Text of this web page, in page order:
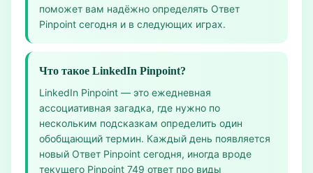
поможет вам надёжно определять Ответ
Pinpoint сегодня и в следующих играх.
Что такое LinkedIn Pinpoint?
LinkedIn Pinpoint — это ежедневная
ассоциативная загадка, где нужно по
нескольким подсказкам определить один
обобщающий термин. Каждый день появляется
новый Ответ Pinpoint сегодня, иногда вроде
текущего Pinpoint 749 ответ про виды